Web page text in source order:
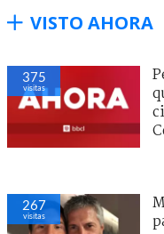
VISTO AHORA
375
visitas
267
visitas